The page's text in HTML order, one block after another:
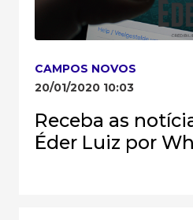
CAMPOS NOVOS
20/01/2020 10:03
Receba as
Éder Luiz por